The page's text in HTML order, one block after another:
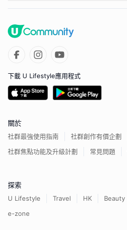
下載 U Lifestyle應用程式
關於
社群最強使用指南
社群創作有價企劃
社群焦點功能及升級計劃
常見問題
探索
U Lifestyle Travel HK Beauty
e-zone